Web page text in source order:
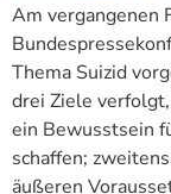
Am vergangenen
Thema Suizid
drei Ziele
ein Bewusstsein
schaffen;
äußeren